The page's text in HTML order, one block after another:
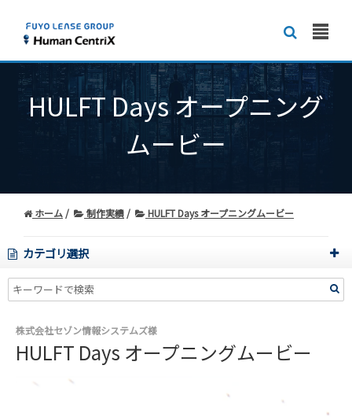
HULFT Days オープニング
ムービー
ホーム 制作実績 HULFT Days オープニングムービー
カテゴリ選択
株式会社セゾン情報システムズ様
HULFT Days オープニングムービー